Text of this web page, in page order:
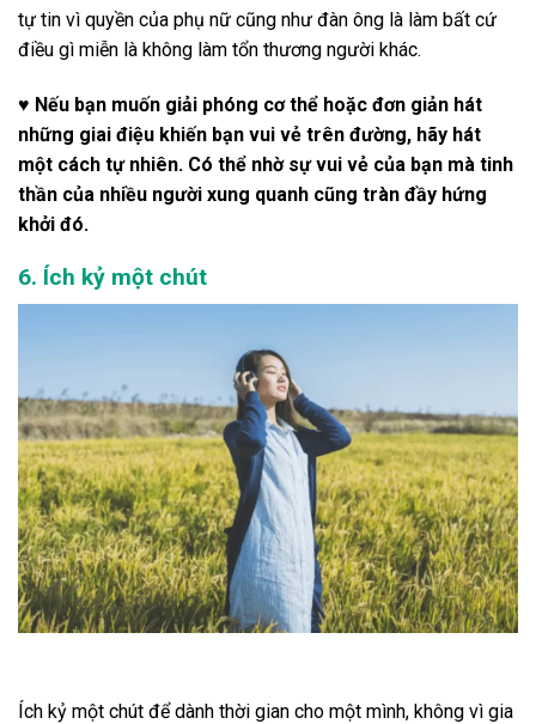
tự tin vì quyền của phụ nữ cũng như đàn ông là làm bất cứ
điều gì miễn là không làm tổn thương người khác.
♥ Nếu bạn muốn giải phóng cơ thể hoặc đơn giản hát
những giai điệu khiến bạn vui vẻ trên đường, hãy hát
một cách tự nhiên. Có thể nhờ sự vui vẻ của bạn mà tinh
thần của nhiều người xung quanh cũng tràn đầy hứng
khởi đó.
6. Ích kỷ một chút
Ích kỷ một chút để dành thời gian cho một mình, không vì gia